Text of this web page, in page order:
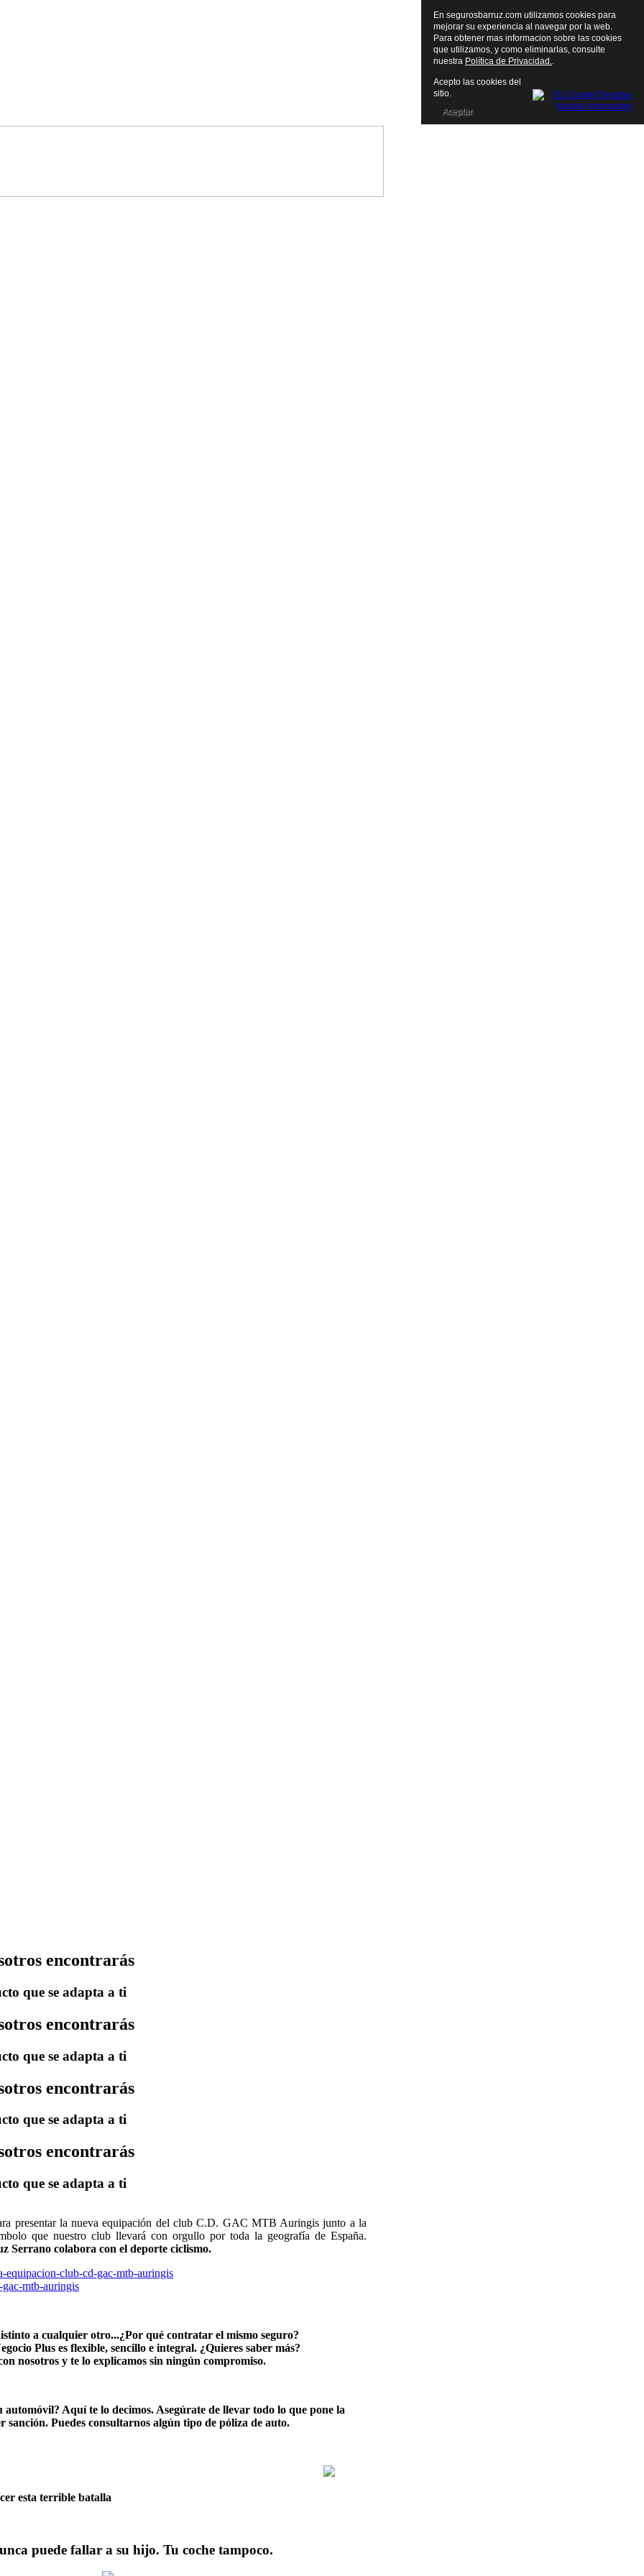
encontrarás
que se adapta a ti
encontrarás
que se adapta a ti
encontrarás
que se adapta a ti
encontrarás
que se adapta a ti
presentar la nueva equipación del club C.D. GAC MTB Auringis junto a la
que nuestro club llevará con orgullo por toda la geografía de España.
Serrano colabora con el deporte ciclismo.
a cualquier otro...¿Por qué contratar el mismo seguro?
Plus es flexible, sencillo e integral. ¿Quieres saber más?
nosotros y te lo explicamos sin ningún compromiso.
automóvil? Aquí te lo decimos. Asegúrate de llevar todo lo que pone la
sanción. Puedes consultarnos algún tipo de póliza de auto.
esta terrible batalla
puede fallar a su hijo. Tu coche tampoco.
En segurosbarruz.com utilizamos cookies para
mejorar su experiencia al navegar por la web.
Para obtener mas informacion sobre las cookies
que utilizamos, y como eliminarlas, consulte
nuestra Política de Privacidad..
Acepto las cookies del
sitio.
Aceptar